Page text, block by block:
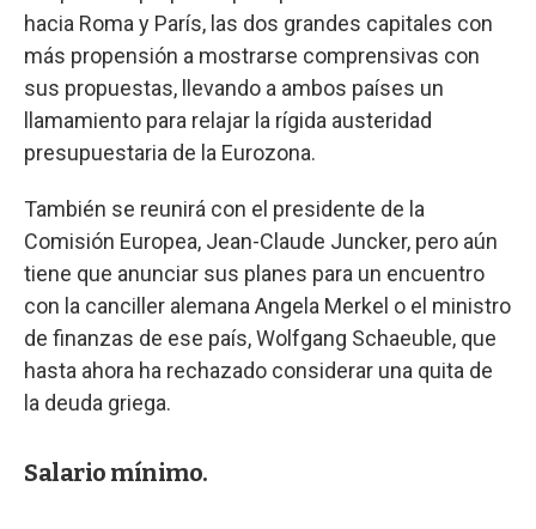
hacia Roma y París, las dos grandes capitales con
más propensión a mostrarse comprensivas con
sus propuestas, llevando a ambos países un
llamamiento para relajar la rígida austeridad
presupuestaria de la Eurozona.
También se reunirá con el presidente de la
Comisión Europea, Jean-Claude Juncker, pero aún
tiene que anunciar sus planes para un encuentro
con la canciller alemana Angela Merkel o el ministro
de finanzas de ese país, Wolfgang Schaeuble, que
hasta ahora ha rechazado considerar una quita de
la deuda griega.
Salario mínimo.